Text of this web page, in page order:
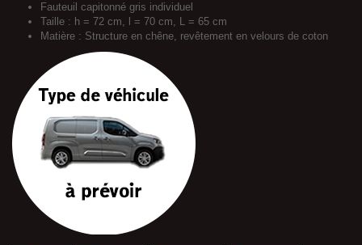
Fauteuil capitonné gris individuel
Taille : h = 72 cm, l = 70 cm, L = 65 cm
Matière : Structure en chêne, revêtement en velours de coton